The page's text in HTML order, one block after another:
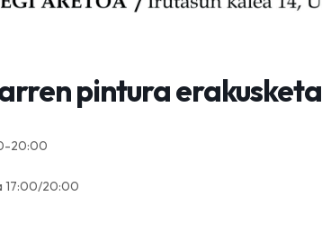
pintura erakusketa
20:00
17:00/20:00